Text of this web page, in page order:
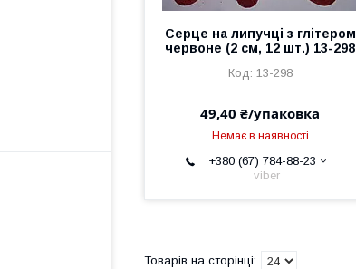
Серце на липучці з глітером
червоне (2 см, 12 шт.) 13-298
13-298
49,40 ₴/упаковка
Немає в наявності
+380 (67) 784-88-23
viber